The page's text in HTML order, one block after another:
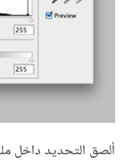
ألصق التحديد داخل